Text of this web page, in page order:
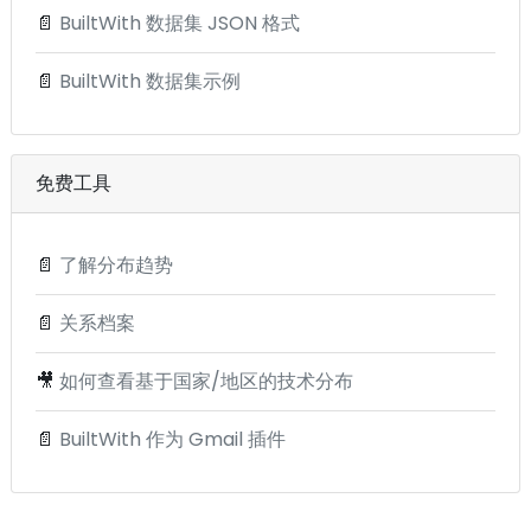
📄 BuiltWith 数据集 JSON 格式
📄 BuiltWith 数据集示例
免费工具
📄 了解分布趋势
📄 关系档案
🎥 如何查看基于国家/地区的技术分布
📄 BuiltWith 作为 Gmail 插件